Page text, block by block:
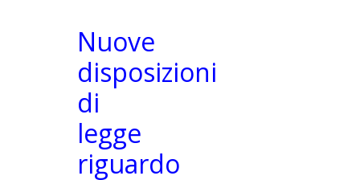
Nuove
disposizioni
di
legge
riguardo